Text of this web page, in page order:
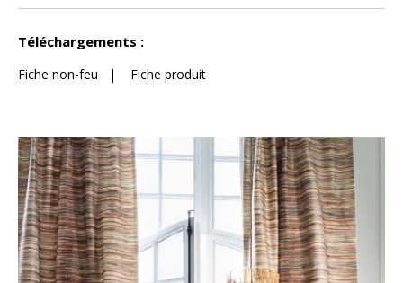
Accoustique
Horizontal
Vertical
Téléchargements :
Fiche non-feu | Fiche produit